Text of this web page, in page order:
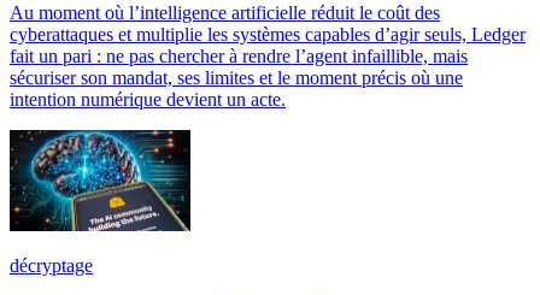
Au moment où l’intelligence artificielle réduit le coût des
cyberattaques et multiplie les systèmes capables d’agir seuls, Ledger
fait un pari : ne pas chercher à rendre l’agent infaillible, mais
sécuriser son mandat, ses limites et le moment précis où une
intention numérique devient un acte.
décryptage